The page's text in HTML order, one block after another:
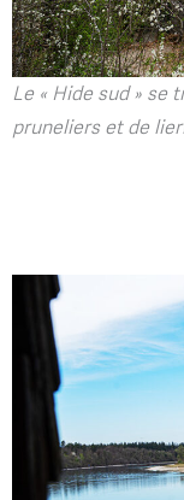
Le « Hide sud » se
pruneliers et de